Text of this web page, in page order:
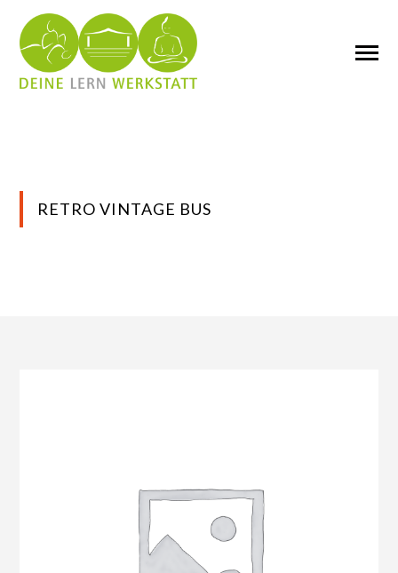
RETRO VINTAGE BUS